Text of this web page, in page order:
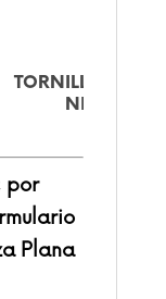
por
Plana